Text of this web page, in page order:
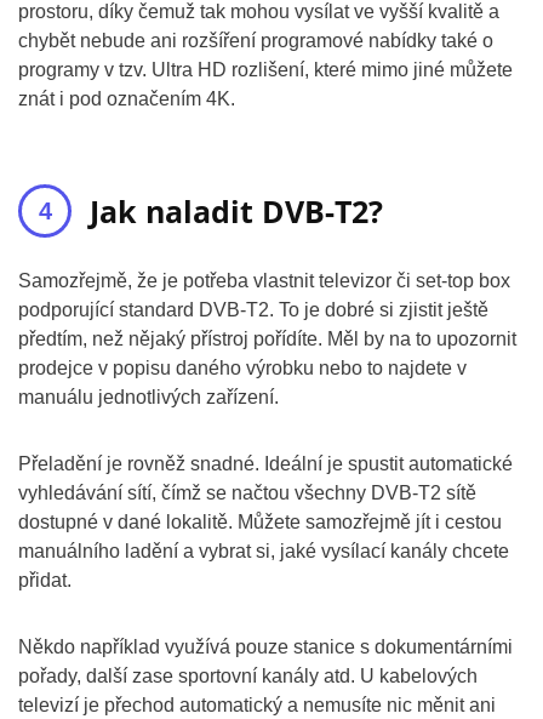
prostoru, díky čemuž tak mohou vysílat ve vyšší kvalitě a
chybět nebude ani rozšíření programové nabídky také o
programy v tzv. Ultra HD rozlišení, které mimo jiné můžete
znát i pod označením 4K.
Jak naladit DVB-T2?
Samozřejmě, že je potřeba vlastnit televizor či set-top box
podporující standard DVB-T2. To je dobré si zjistit ještě
předtím, než nějaký přístroj pořídíte. Měl by na to upozornit
prodejce v popisu daného výrobku nebo to najdete v
manuálu jednotlivých zařízení.
Přeladění je rovněž snadné. Ideální je spustit automatické
vyhledávání sítí, čímž se načtou všechny DVB-T2 sítě
dostupné v dané lokalitě. Můžete samozřejmě jít i cestou
manuálního ladění a vybrat si, jaké vysílací kanály chcete
přidat.
Někdo například využívá pouze stanice s dokumentárními
pořady, další zase sportovní kanály atd. U kabelových
televizí je přechod automatický a nemusíte nic měnit ani